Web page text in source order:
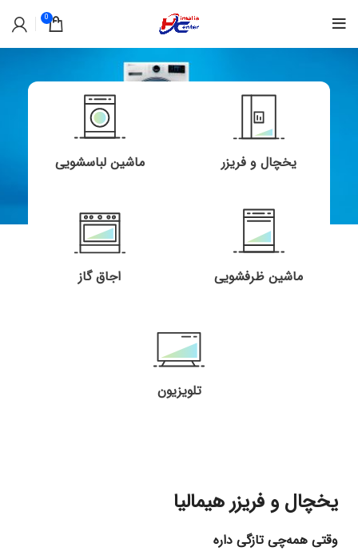
0
یخچال و فریزر ماشین لباسشویی
ماشین ظرفشویی اجاق گاز
تلویزیون
یخچال و فریزر هیمالیا
وقتی همه‌چی تازگی داره